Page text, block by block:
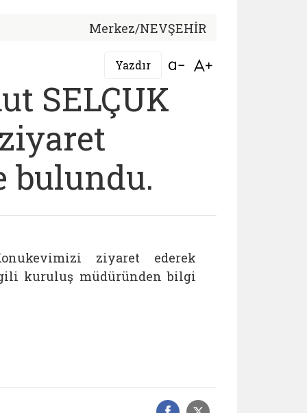
Merkez/NEVŞEHİR
Yazdır Bağlantıyı aç
SELÇUK
bulundu.
ziyaret ederek
kuruluş müdüründen bilgi